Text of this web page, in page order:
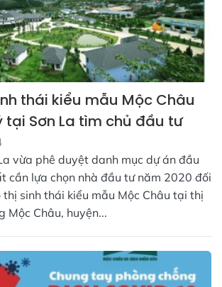
thái kiểu mẫu Mộc Châu
tại Sơn La tìm chủ đầu tư
vừa phê duyệt danh mục dự án đầu
cần lựa chọn nhà đầu tư năm 2020 đối
sinh thái kiểu mẫu Mộc Châu tại thị
Mộc Châu, huyện...